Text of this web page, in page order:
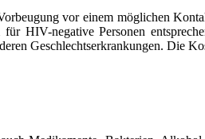
vor einem möglichen
HIV-negative Personen
Geschlechtserkrankungen. Die